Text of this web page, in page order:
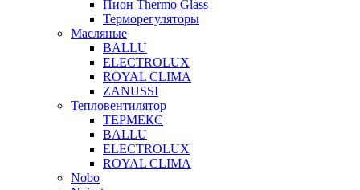
Пион Thermo Glass
Терморегуляторы
Масляные
BALLU
ELECTROLUX
ROYAL CLIMA
ZANUSSI
Тепловентилятор
ТЕРМЕКС
BALLU
ELECTROLUX
ROYAL CLIMA
Nobo